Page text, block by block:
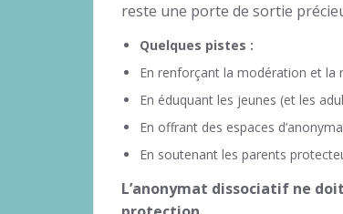
reste une porte de sortie
Quelques pistes :
En renforçant la modération et la
En éduquant les jeunes (et les
En offrant des espaces
En soutenant les parents
L’anonymat dissociatif ne